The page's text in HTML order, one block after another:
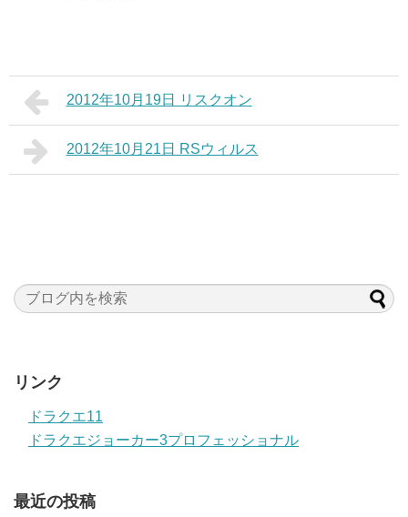
2012年10月19日 リスクオン
2012年10月21日 RSウィルス
リンク
ドラクエ11
ドラクエジョーカー3プロフェッショナル
最近の投稿